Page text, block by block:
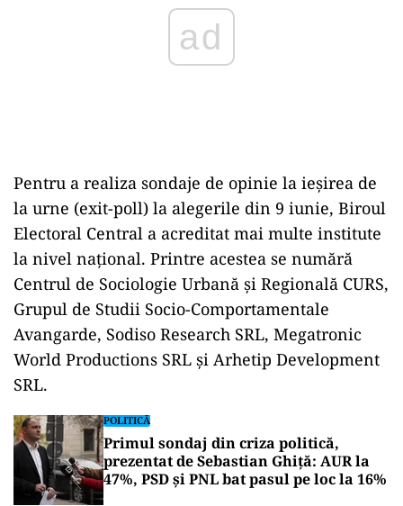
Pentru a realiza sondaje de opinie la ieșirea de
la urne (exit-poll) la alegerile din 9 iunie, Biroul
Electoral Central a acreditat mai multe institute
la nivel național. Printre acestea se numără
Centrul de Sociologie Urbană și Regională CURS,
Grupul de Studii Socio-Comportamentale
Avangarde, Sodiso Research SRL, Megatronic
World Productions SRL și Arhetip Development
SRL.
POLITICĂ
Primul sondaj din criza politică,
prezentat de Sebastian Ghiță: AUR la
47%, PSD și PNL bat pasul pe loc la 16%